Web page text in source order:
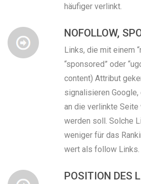
häufiger verlinkt.
NOFOLLOW,
Links, die mit einem
“sponsored” oder
content) Attribut
signalisieren Google,
an die verlinkte
werden soll. Solche
weniger für das
wert als follow Links.
POSITION DES